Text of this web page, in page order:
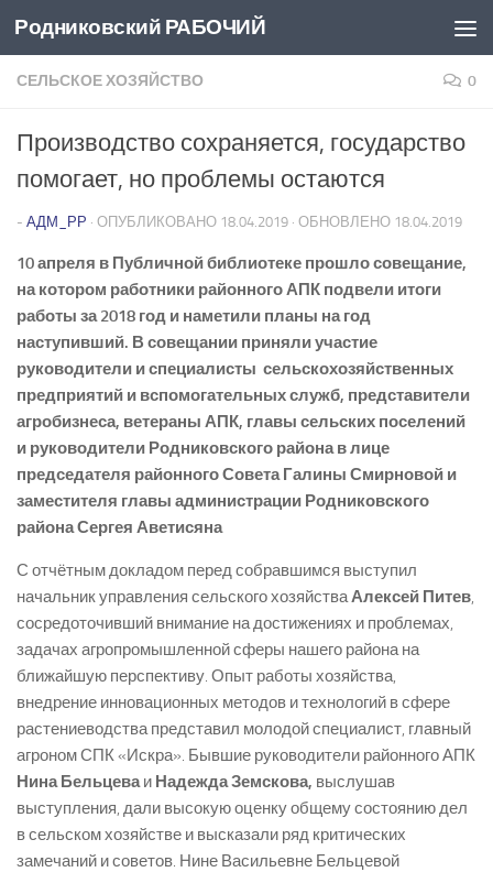
Перейти к содержимому
Родниковский РАБОЧИЙ
СЕЛЬСКОЕ ХОЗЯЙСТВО 0
Производство сохраняется, государство
помогает, но проблемы остаются
- АДМ_РР · ОПУБЛИКОВАНО 18.04.2019 · ОБНОВЛЕНО 18.04.2019
10 апреля в Публичной библиотеке прошло совещание,
на котором работники районного АПК подвели итоги
работы за 2018 год и наметили планы на год
наступивший. В совещании приняли участие
руководители и специалисты сельскохозяйственных
предприятий и вспомогательных служб, представители
агробизнеса, ветераны АПК, главы сельских поселений
и руководители Родниковского района в лице
председателя районного Совета Галины Смирновой и
заместителя главы администрации Родниковского
района Сергея Аветисяна
С отчётным докладом перед собравшимся выступил
начальник управления сельского хозяйстваАлексей Питев,
сосредоточивший внимание на достижениях и проблемах,
задачах агропромышленной сферы нашего района на
ближайшую перспективу. Опыт работы хозяйства,
внедрение инновационных методов и технологий в сфере
растениеводства представил молодой специалист, главный
агроном СПК «Искра». Бывшие руководители районного АПК
Нина Бельцеваи Надежда Земскова, выслушав
выступления, дали высокую оценку общему состоянию дел
в сельском хозяйстве и высказали ряд критических
замечаний и советов. Нине Васильевне Бельцевой